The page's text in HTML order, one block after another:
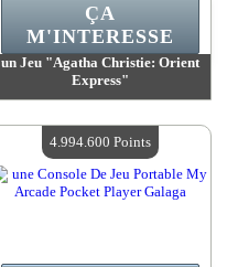
un Jeu "Agatha Christie: Orient
Express"
Quantité Disponible :4
ÇA
M'INTERESSE
4.994.600 Points